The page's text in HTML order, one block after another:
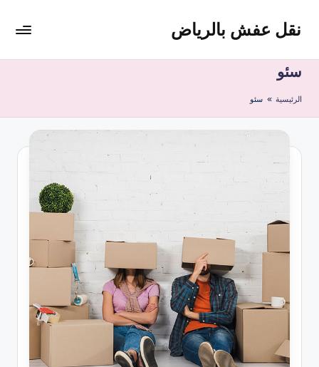
التجاوز
المحتوى
نقل عفش بالرياض
نقل
عفش
وتخزين
بالرياض
ريال
سئو
الرئيسية » سئو